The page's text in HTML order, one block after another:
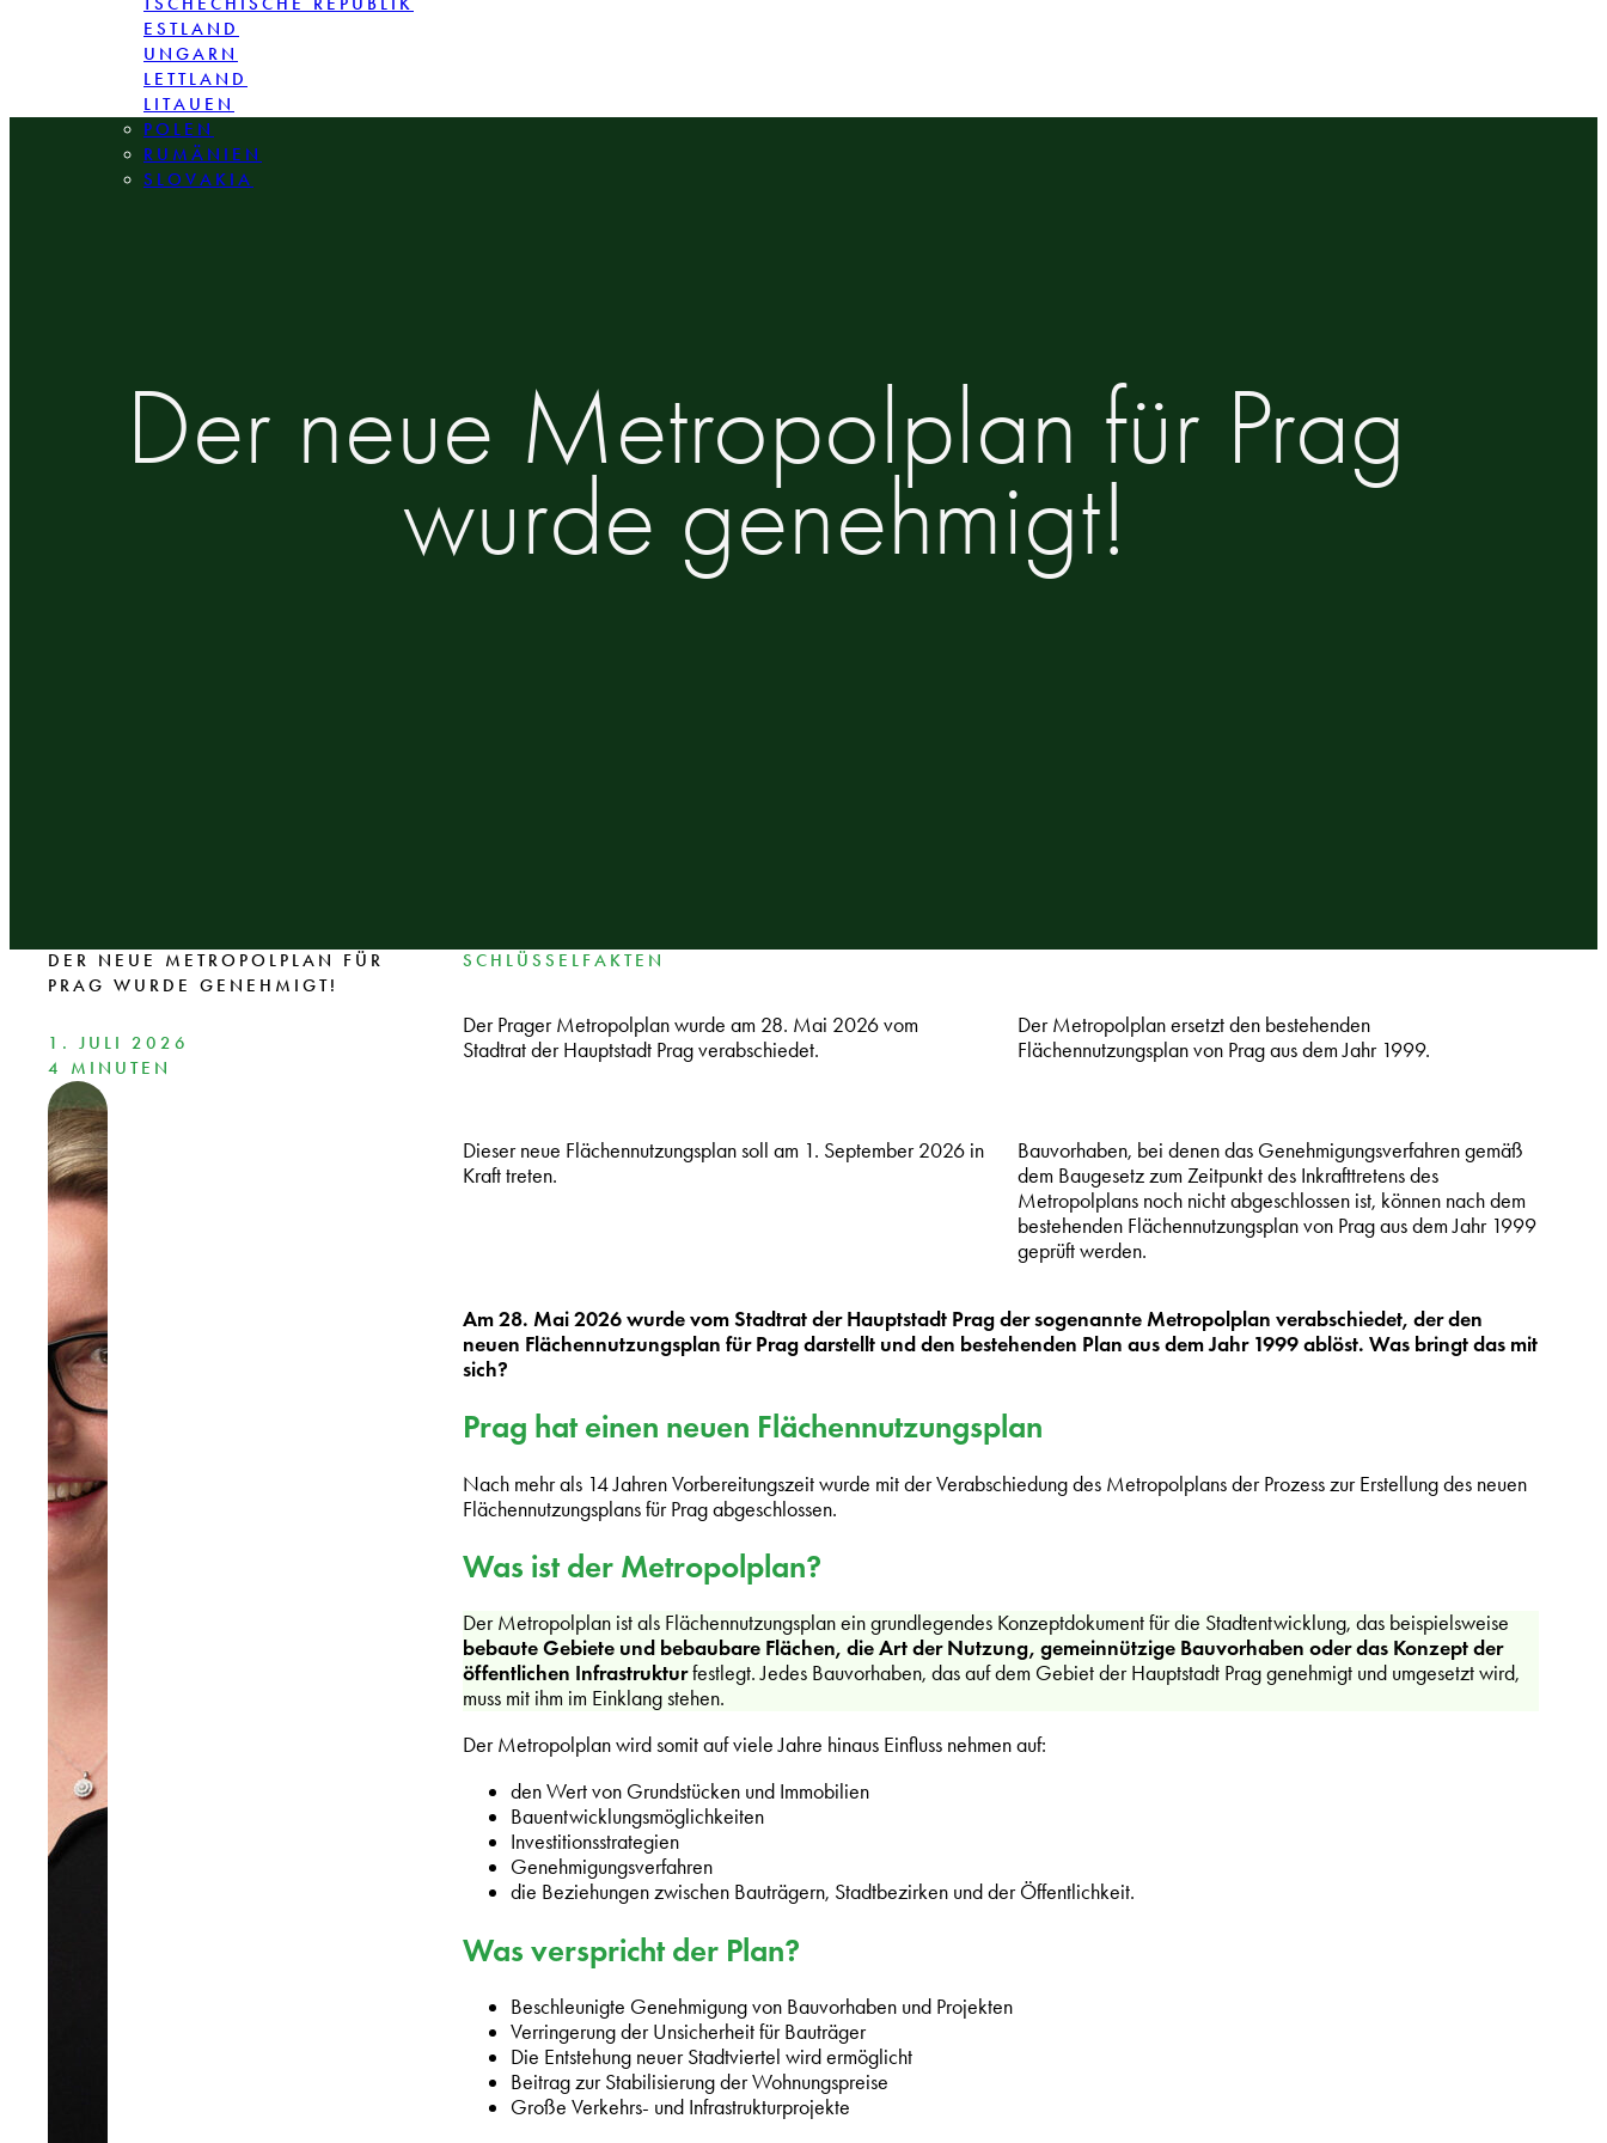
ESTLAND
UNGARN
LETTLAND
LITAUEN
POLEN
RUMÄNIEN
SLOVAKIA
Der neue Metropolplan für Prag
wurde genehmigt!
DER NEUE METROPOLPLAN FÜR
PRAG WURDE GENEHMIGT!
1. JULI 2026
4 MINUTEN
SCHLÜSSELFAKTEN
Der Prager Metropolplan wurde am 28. Mai 2026 vom
Stadtrat der Hauptstadt Prag verabschiedet.
Der Metropolplan ersetzt den bestehenden
Flächennutzungsplan von Prag aus dem Jahr 1999.
Dieser neue Flächennutzungsplan soll am 1. September 2026 in
Kraft treten.
Bauvorhaben, bei denen das Genehmigungsverfahren gemäß
dem Baugesetz zum Zeitpunkt des Inkrafttretens des
Metropolplans noch nicht abgeschlossen ist, können nach dem
bestehenden Flächennutzungsplan von Prag aus dem Jahr 1999
geprüft werden.
Am 28. Mai 2026 wurde vom Stadtrat der Hauptstadt Prag der sogenannte Metropolplan verabschiedet, der den
neuen Flächennutzungsplan für Prag darstellt und den bestehenden Plan aus dem Jahr 1999 ablöst. Was bringt das mit
sich?
Prag hat einen neuen Flächennutzungsplan
Nach mehr als 14 Jahren Vorbereitungszeit wurde mit der Verabschiedung des Metropolplans der Prozess zur Erstellung des neuen
Flächennutzungsplans für Prag abgeschlossen.
Was ist der Metropolplan?
Der Metropolplan ist als Flächennutzungsplan ein grundlegendes Konzeptdokument für die Stadtentwicklung, das beispielsweise
bebaute Gebiete und bebaubare Flächen, die Art der Nutzung, gemeinnützige Bauvorhaben oder das Konzept der
öffentlichen Infrastrukturfestlegt. Jedes Bauvorhaben, das auf dem Gebiet der Hauptstadt Prag genehmigt und umgesetzt wird,
muss mit ihm im Einklang stehen.
Der Metropolplan wird somit auf viele Jahre hinaus Einfluss nehmen auf:
den Wert von Grundstücken und Immobilien
Bauentwicklungsmöglichkeiten
Investitionsstrategien
Genehmigungsverfahren
die Beziehungen zwischen Bauträgern, Stadtbezirken und der Öffentlichkeit.
Was verspricht der Plan?
Beschleunigte Genehmigung von Bauvorhaben und Projekten
Verringerung der Unsicherheit für Bauträger
Die Entstehung neuer Stadtviertel wird ermöglicht
Beitrag zur Stabilisierung der Wohnungspreise
Große Verkehrs- und Infrastrukturprojekte